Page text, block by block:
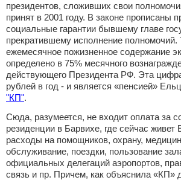
президентов, сложивших свои
принят в 2001 году. В законе прописаны
социальные гарантии бывшему главе
прекратившему исполнение полномочий.
ежемесячное пожизненное содержание
определено в 75% месячного
действующего Президента РФ. Эта
рублей в год - и является «пенсией»
"КП".
Сюда, разумеется, не входит оплата за
резиденции в Барвихе, где сейчас живет
расходы на помощников, охрану,
обслуживание, поездки, пользование
официальных делегаций аэропортов,
связь и пр. Причем, как объяснила «КП»